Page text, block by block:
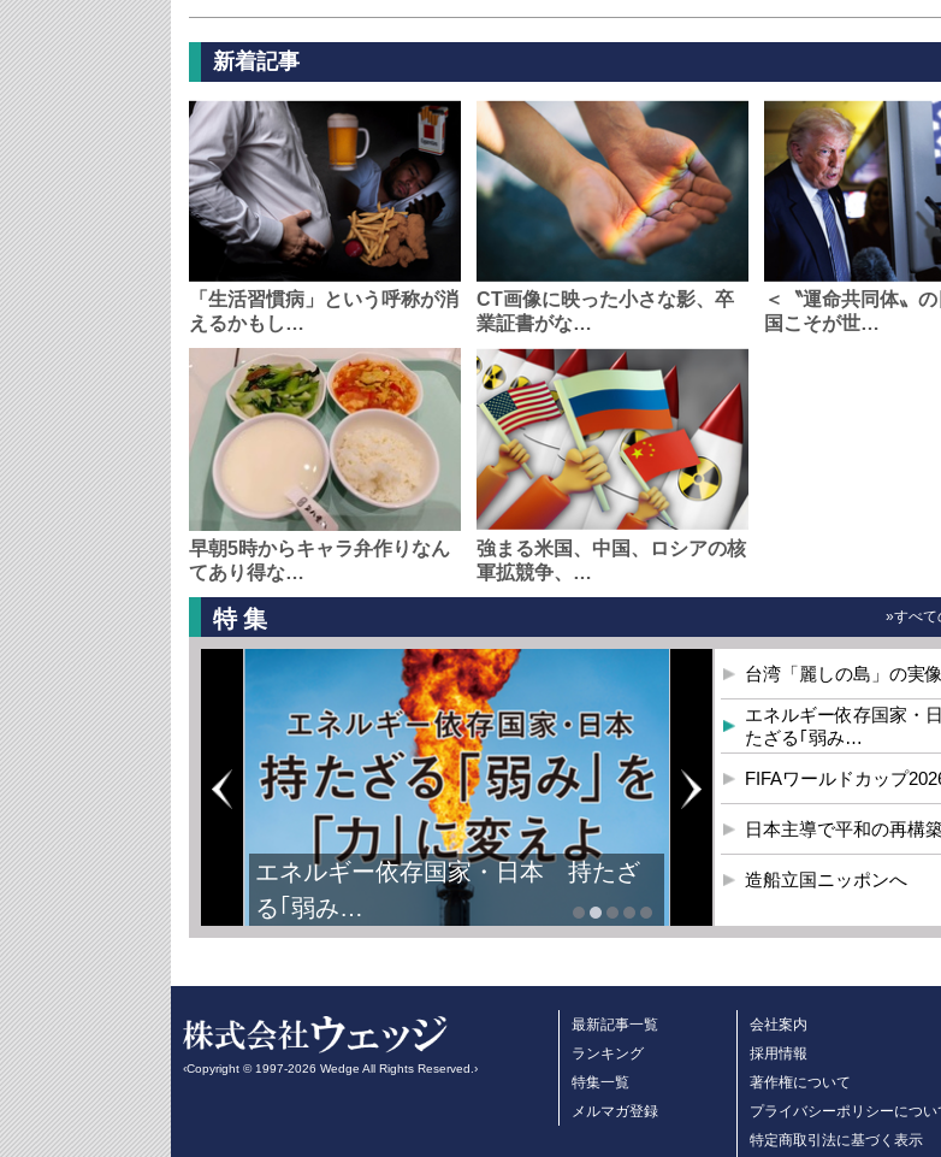
新着記事
「生活習慣病」という呼称が消
えるかもし…
CT画像に映った小さな影、卒
業証書がな…
＜〝運命共同体〟
国こそが世…
早朝5時からキャラ弁作りなん
てあり得な…
強まる米国、中国、ロシアの核
軍拡競争、…
特集 »すべて
エネルギー依存国家・日本 持たざ
る｢弱み…
台湾「麗しの島」の実像
エネルギー依存国家・
たざる｢弱み…
FIFAワールドカップ
日本主導で平和の再構
造船立国ニッポンへ
‹Copyright © 1997-2026 Wedge All Rights Reserved.›
最新記事一覧
ランキング
特集一覧
メルマガ登録
会社案内
採用情報
著作権について
プライバシーポリシーについ
特定商取引法に基づく表示